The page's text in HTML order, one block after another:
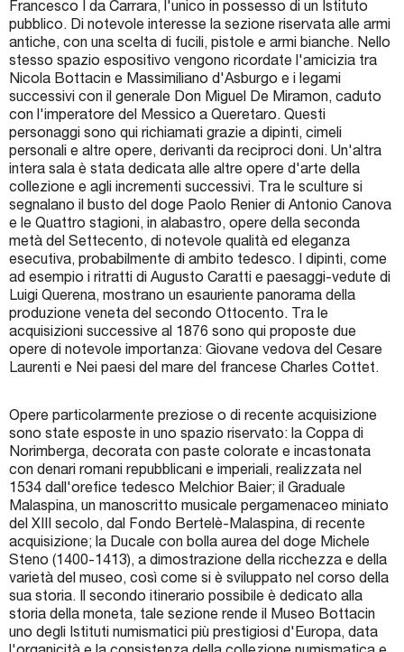
Francesco I da Carrara, l'unico in possesso di un Istituto
pubblico. Di notevole interesse la sezione riservata alle armi
antiche, con una scelta di fucili, pistole e armi bianche. Nello
stesso spazio espositivo vengono ricordate l'amicizia tra
Nicola Bottacin e Massimiliano d'Asburgo e i legami
successivi con il generale Don Miguel De Miramon, caduto
con l'imperatore del Messico a Queretaro. Questi
personaggi sono qui richiamati grazie a dipinti, cimeli
personali e altre opere, derivanti da reciproci doni. Un'altra
intera sala è stata dedicata alle altre opere d'arte della
collezione e agli incrementi successivi. Tra le sculture si
segnalano il busto del doge Paolo Renier di Antonio Canova
e le Quattro stagioni, in alabastro, opere della seconda
metà del Settecento, di notevole qualità ed eleganza
esecutiva, probabilmente di ambito tedesco. I dipinti, come
ad esempio i ritratti di Augusto Caratti e paesaggi-vedute di
Luigi Querena, mostrano un esauriente panorama della
produzione veneta del secondo Ottocento. Tra le
acquisizioni successive al 1876 sono qui proposte due
opere di notevole importanza: Giovane vedova del Cesare
Laurenti e Nei paesi del mare del francese Charles Cottet.
Opere particolarmente preziose o di recente acquisizione
sono state esposte in uno spazio riservato: la Coppa di
Norimberga, decorata con paste colorate e incastonata
con denari romani repubblicani e imperiali, realizzata nel
1534 dall'orefice tedesco Melchior Baier; il Graduale
Malaspina, un manoscritto musicale pergamenaceo miniato
del XIII secolo, dal Fondo Bertelè-Malaspina, di recente
acquisizione; la Ducale con bolla aurea del doge Michele
Steno (1400-1413), a dimostrazione della ricchezza e della
varietà del museo, così come si è sviluppato nel corso della
sua storia. Il secondo itinerario possibile è dedicato alla
storia della moneta, tale sezione rende il Museo Bottacin
uno degli Istituti numismatici più prestigiosi d'Europa, data